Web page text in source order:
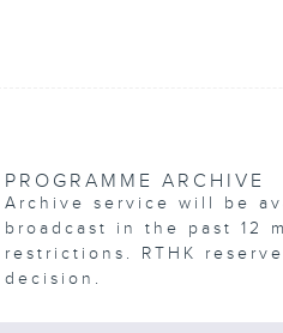
PROGRAMME ARCHIVE
Archive service will be
broadcast in the past 12
restrictions. RTHK
decision.